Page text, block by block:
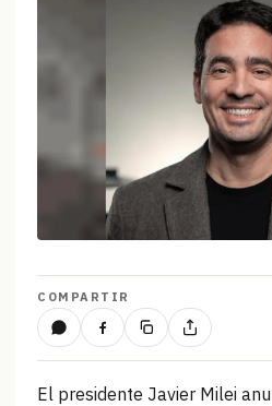
COMPARTIR
El presidente Javier Milei